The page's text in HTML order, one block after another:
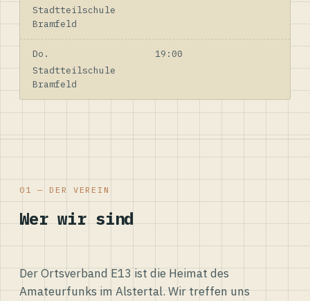
Stadtteilschule
Bramfeld
Do.
19:00
Stadtteilschule
Bramfeld
01 — DER VEREIN
Wer wir sind
Der Ortsverband E13 ist die Heimat des
Amateurfunks im Alstertal. Wir treffen uns